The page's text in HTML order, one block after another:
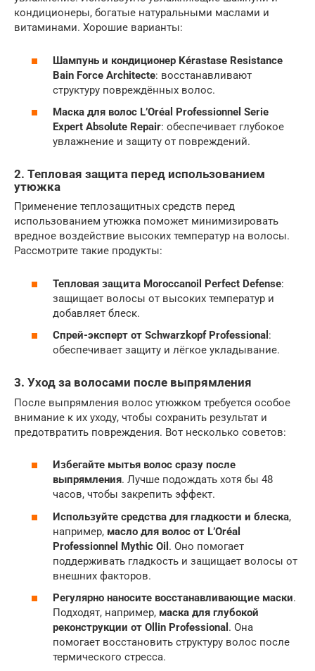
кондиционеры, богатые натуральными маслами и
витаминами. Хорошие варианты:
Шампунь и кондиционер Kérastase Resistance
Bain Force Architecte: восстанавливают
структуру повреждённых волос.
Маска для волос L’Oréal Professionnel Serie
Expert Absolute Repair: обеспечивает глубокое
увлажнение и защиту от повреждений.
2. Тепловая защита перед использованием
утюжка
Применение теплозащитных средств перед
использованием утюжка поможет минимизировать
вредное воздействие высоких температур на волосы.
Рассмотрите такие продукты:
Тепловая защита Moroccanoil Perfect Defense:
защищает волосы от высоких температур и
добавляет блеск.
Спрей-эксперт от Schwarzkopf Professional :
обеспечивает защиту и лёгкое укладывание.
3. Уход за волосами после выпрямления
После выпрямления волос утюжком требуется особое
внимание к их уходу, чтобы сохранить результат и
предотвратить повреждения. Вот несколько советов:
Избегайте мытья волос сразу после
выпрямления. Лучше подождать хотя бы 48
часов, чтобы закрепить эффект.
Используйте средства для гладкости и блеска,
например, масло для волос от L’Oréal
Professionnel Mythic Oil . Оно помогает
поддерживать гладкость и защищает волосы от
внешних факторов.
Регулярно наносите восстанавливающие маски.
Подходят, например, маска для глубокой
реконструкции от Ollin Professional . Она
помогает восстановить структуру волос после
термического стресса.